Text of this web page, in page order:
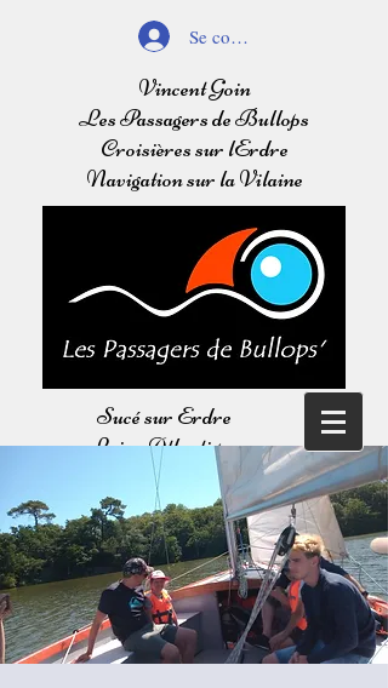
Se connecter
Vincent Goin
Les Passagers de Bullops
Croisières sur lErdre
Navigation sur la Vilaine
Sucé sur Erdre
Loire Atlantique
Balades sur l'Erdre
Navigation sur la Vilaine